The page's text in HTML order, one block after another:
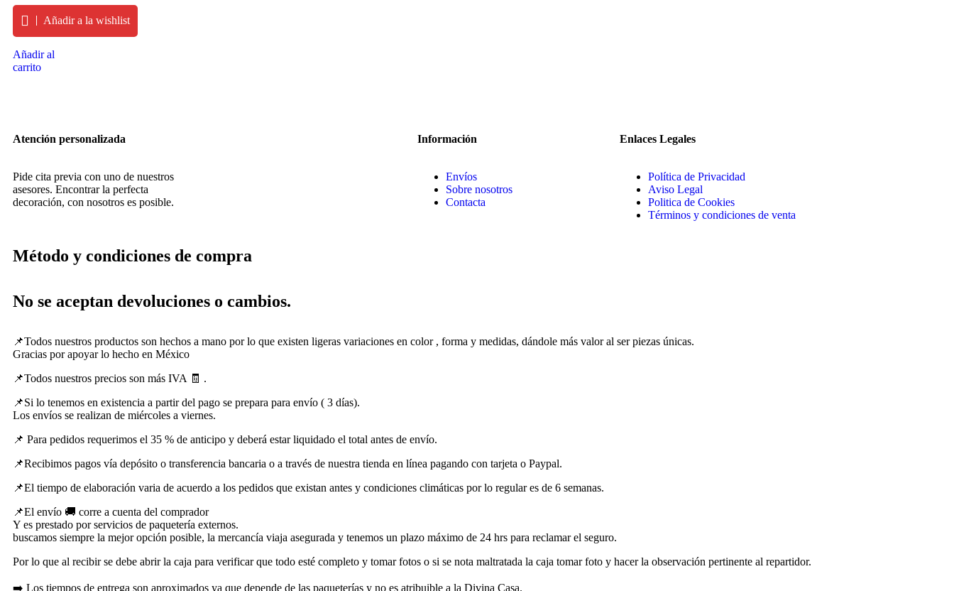
Añadir a la wishlist
Añadir al
carrito
Atención personalizada
Pide cita previa con uno de nuestros
asesores. Encontrar la perfecta
decoración, con nosotros es posible.
Información
Envíos
Sobre nosotros
Contacta
Enlaces Legales
Política de Privacidad
Aviso Legal
Politica de Cookies
Términos y condiciones de venta
Método y condiciones de compra
No se aceptan devoluciones o cambios.
📌Todos nuestros productos son hechos a mano por lo que existen ligeras variaciones en color , forma y medidas, dándole más valor al ser piezas únicas.
Gracias por apoyar lo hecho en México
📌Todos nuestros precios son más IVA 🧾 .
📌Si lo tenemos en existencia a partir del pago se prepara para envío ( 3 días).
Los envíos se realizan de miércoles a viernes.
📌 Para pedidos requerimos el 35 % de anticipo y deberá estar liquidado el total antes de envío.
📌Recibimos pagos vía depósito o transferencia bancaria o a través de nuestra tienda en línea pagando con tarjeta o Paypal.
📌El tiempo de elaboración varia de acuerdo a los pedidos que existan antes y condiciones climáticas por lo regular es de 6 semanas.
📌El envío 🚚 corre a cuenta del comprador
Y es prestado por servicios de paquetería externos.
buscamos siempre la mejor opción posible, la mercancía viaja asegurada y tenemos un plazo máximo de 24 hrs para reclamar el seguro.
Por lo que al recibir se debe abrir la caja para verificar que todo esté completo y tomar fotos o si se nota maltratada la caja tomar foto y hacer la observación pertinente al repartidor.
➡️ Los tiempos de entrega son aproximados ya que depende de las paqueterías y no es atribuible a la Divina Casa.